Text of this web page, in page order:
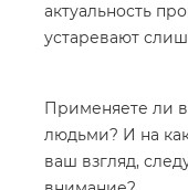
актуальность
устаревают
Применяете ли
людьми? И на
ваш взгляд,